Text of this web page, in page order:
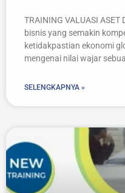
TRAINING VALUASI
bisnis yang semakin
ketidakpastian ekonomi
mengenai nilai wajar
SELENGKAPNYA »